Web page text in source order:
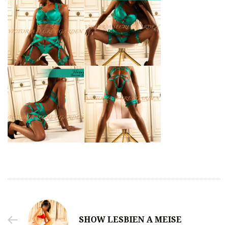
SHOW LESBIEN A MEISE